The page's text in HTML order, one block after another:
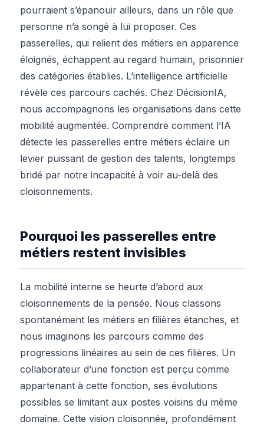
pourraient s’épanouir ailleurs, dans un rôle que
personne n’a songé à lui proposer. Ces
passerelles, qui relient des métiers en apparence
éloignés, échappent au regard humain, prisonnier
des catégories établies. L’intelligence artificielle
révèle ces parcours cachés. Chez DécisionIA,
nous accompagnons les organisations dans cette
mobilité augmentée. Comprendre comment l’IA
détecte les passerelles entre métiers éclaire un
levier puissant de gestion des talents, longtemps
bridé par notre incapacité à voir au-delà des
cloisonnements.
Pourquoi les passerelles entre
métiers restent invisibles
La mobilité interne se heurte d’abord aux
cloisonnements de la pensée. Nous classons
spontanément les métiers en filières étanches, et
nous imaginons les parcours comme des
progressions linéaires au sein de ces filières. Un
collaborateur d’une fonction est perçu comme
appartenant à cette fonction, ses évolutions
possibles se limitant aux postes voisins du même
domaine. Cette vision cloisonnée, profondément